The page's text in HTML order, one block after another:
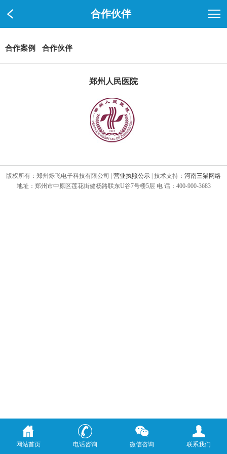
合作伙伴
合作案例 合作伙伴
郑州人民医院
版权所有：郑州烁飞电子科技有限公司 | 营业执照公示 | 技术支持： 河南三猫网络
地址：郑州市中原区莲花街健杨路联东U谷7号楼5层 电 话：400-900-3683
网站首页 电话咨询 微信咨询 联系我们